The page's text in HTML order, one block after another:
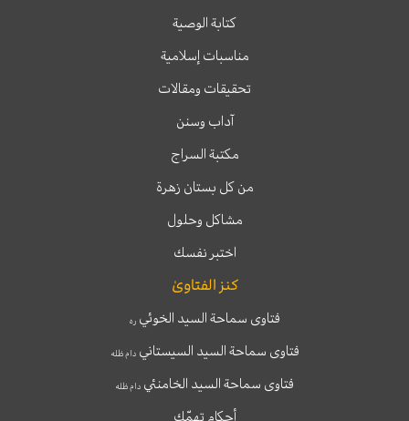
كتابة الوصية
مناسبات إسلامية
تحقيقات ومقالات
آداب وسنن
مكتبة السراج
من كل بستان زهرة
مشاكل وحلول
اختبر نفسك
كنز الفتاوىٰ
فتاوى سماحة السيد الخوئيره
فتاوى سماحة السيد السيستانيدام ظله
فتاوى سماحة السيد الخامنئي دام ظله
أحكام تهمّك